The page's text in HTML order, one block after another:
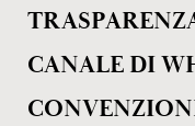
CANALE DI